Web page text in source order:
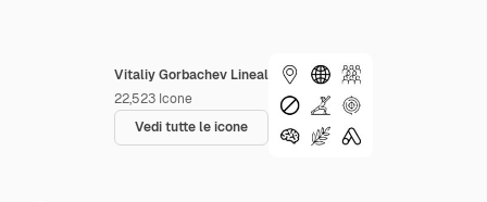
Vitaliy Gorbachev Lineal
22,523 Icone
Vedi tutte le icone